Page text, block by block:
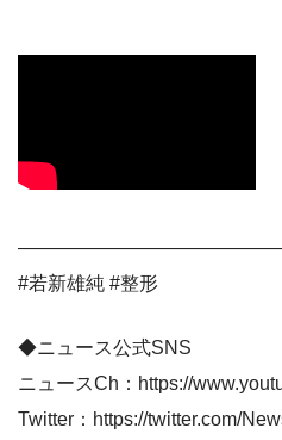
#若新雄純 #整形
◆ニュース公式SNS
ニュースCh：https://
Twitter：https://twitter.com/